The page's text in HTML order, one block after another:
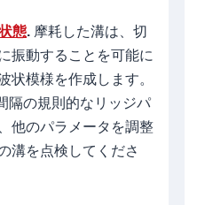
態. 摩耗した溝は、切
振動することを可能に
状模様を作成します。
隔の規則的なリッジパ
他のパラメータを調整
溝を点検してくださ